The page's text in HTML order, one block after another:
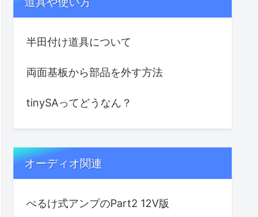
半田付け道具について
両面基板から部品を外す方法
tinySAってどうなん？
オーディオ関連
ぺるけ式アンプのPart2 12V版